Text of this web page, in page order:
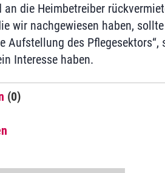
die Heimbetreiber
wir nachgewiesen haben,
Aufstellung des Pflegesektors“,
Interesse haben.
(0)